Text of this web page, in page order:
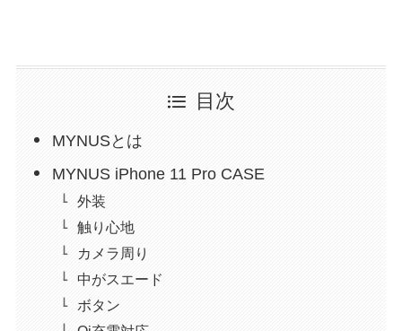
目次
MYNUSとは
MYNUS iPhone 11 Pro CASE
外装
触り心地
カメラ周り
中がスエード
ボタン